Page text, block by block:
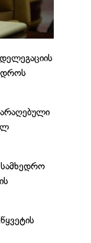
დროს
სამხედრო